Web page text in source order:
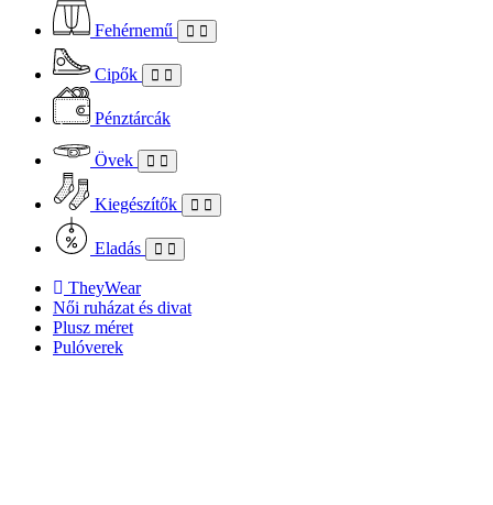
Fehérnemű
Cipők
Pénztárcák
Övek
Kiegészítők
Eladás
TheyWear
Női ruházat és divat
Plusz méret
Pulóverek